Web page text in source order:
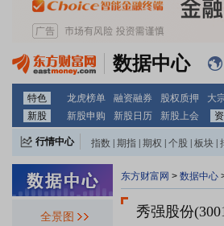
数据中心
特色 龙虎榜单 融资融券 股权质押 大
新股
新股申购 新股日历 新股上会
行情中心 指数 期指 期权 个股 板块
全景图
东方财富网 > 数据中心
秀强股份